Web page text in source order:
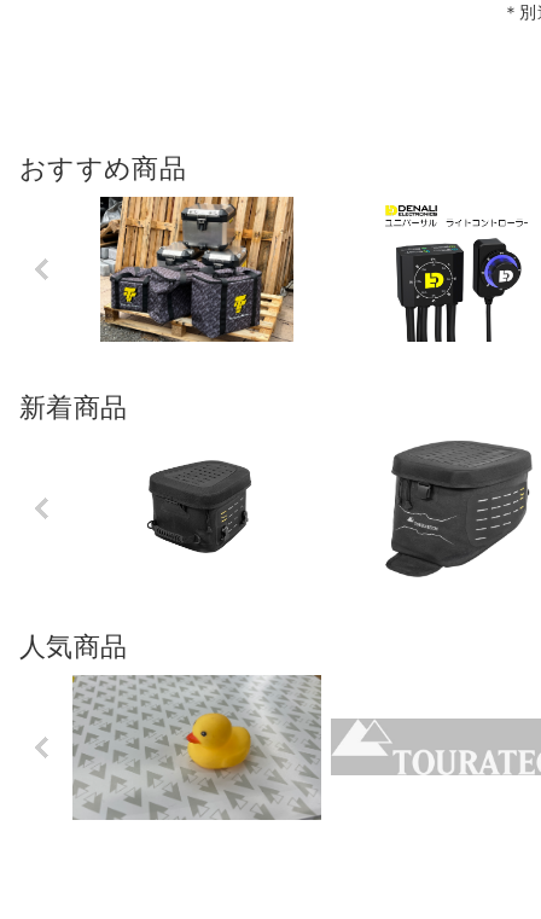
＊
おすすめ商品
Previo
us
新着商品
Previo
us
人気商品
Previo
us